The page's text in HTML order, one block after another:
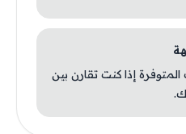
إذا كنت تقارن بين